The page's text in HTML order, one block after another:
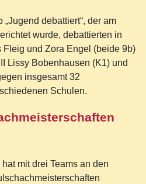
debattiert“, der am
wurde, debattierten in
Fleig und Zora Engel (beide 9b)
Lissy Bobenhausen (K1) und
insgesamt 32
Schulen.
mit drei Teams an den